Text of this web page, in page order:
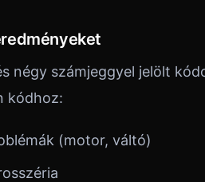
négy számjeggyel jelölt
kódhoz:
(motor, váltó)